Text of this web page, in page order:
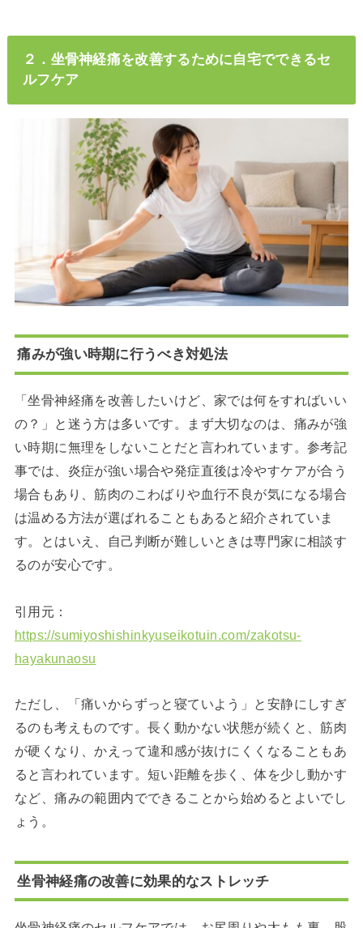
２．坐骨神経痛を改善するために自宅でできるセ
ルフケア
痛みが強い時期に行うべき対処法
「坐骨神経痛を改善したいけど、家では何をすればいい
の？」と迷う方は多いです。まず大切なのは、痛みが強
い時期に無理をしないことだと言われています。参考記
事では、炎症が強い場合や発症直後は冷やすケアが合う
場合もあり、筋肉のこわばりや血行不良が気になる場合
は温める方法が選ばれることもあると紹介されていま
す。とはいえ、自己判断が難しいときは専門家に相談す
るのが安心です。
引用元：
https://sumiyoshishinkyuseikotuin.com/zakotsu-
hayakunaosu
ただし、「痛いからずっと寝ていよう」と安静にしすぎ
るのも考えものです。長く動かない状態が続くと、筋肉
が硬くなり、かえって違和感が抜けにくくなることもあ
ると言われています。短い距離を歩く、体を少し動かす
など、痛みの範囲内でできることから始めるとよいでし
ょう。
坐骨神経痛の改善に効果的なストレッチ